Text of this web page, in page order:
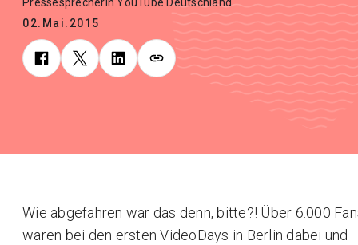
02.Mai.2015
Wie abgefahren war das denn, bitte?! Über 6.000
waren bei den ersten VideoDays in Berlin dabei und